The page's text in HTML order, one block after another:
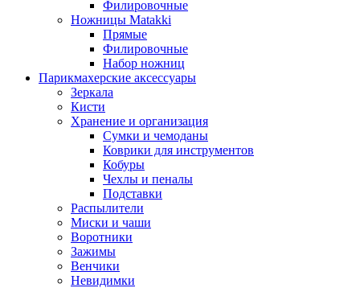
Филировочные
Ножницы Matakki
Прямые
Филировочные
Набор ножниц
Парикмахерские аксессуары
Зеркала
Кисти
Хранение и организация
Сумки и чемоданы
Коврики для инструментов
Кобуры
Чехлы и пеналы
Подставки
Распылители
Миски и чаши
Воротники
Зажимы
Венчики
Невидимки